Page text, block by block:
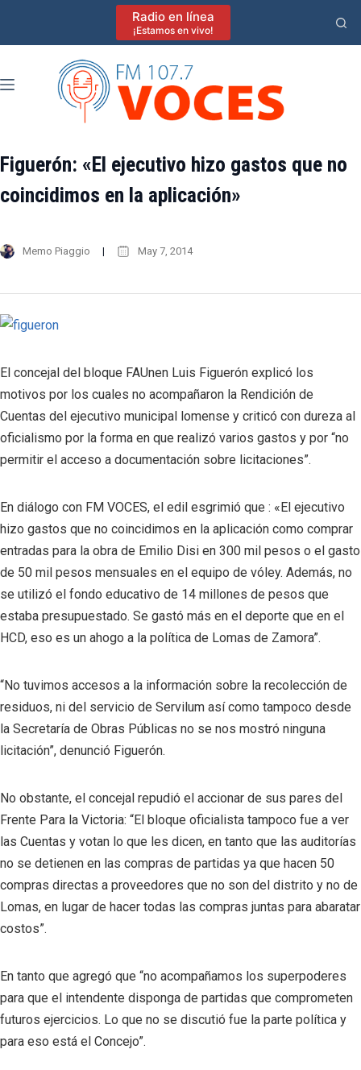
Radio en línea
¡Estamos en vivo!
Figuerón: «El ejecutivo hizo gastos que no
coincidimos en la aplicación»
Memo Piaggio May 7, 2014
El concejal del bloque FAUnen Luis Figuerón explicó los
motivos por los cuales no acompañaron la Rendición de
Cuentas del ejecutivo municipal lomense y criticó con dureza al
oficialismo por la forma en que realizó varios gastos y por “no
permitir el acceso a documentación sobre licitaciones”.
En diálogo con FM VOCES, el edil esgrimió que : «El ejecutivo
hizo gastos que no coincidimos en la aplicación como comprar
entradas para la obra de Emilio Disi en 300 mil pesos o el gasto
de 50 mil pesos mensuales en el equipo de vóley. Además, no
se utilizó el fondo educativo de 14 millones de pesos que
estaba presupuestado. Se gastó más en el deporte que en el
HCD, eso es un ahogo a la política de Lomas de Zamora”.
“No tuvimos accesos a la información sobre la recolección de
residuos, ni del servicio de Servilum así como tampoco desde
la Secretaría de Obras Públicas no se nos mostró ninguna
licitación”, denunció Figuerón.
No obstante, el concejal repudió el accionar de sus pares del
Frente Para la Victoria: “El bloque oficialista tampoco fue a ver
las Cuentas y votan lo que les dicen, en tanto que las auditorías
no se detienen en las compras de partidas ya que hacen 50
compras directas a proveedores que no son del distrito y no de
Lomas, en lugar de hacer todas las compras juntas para abaratar
costos”.
En tanto que agregó que “no acompañamos los superpoderes
para que el intendente disponga de partidas que comprometen
futuros ejercicios. Lo que no se discutió fue la parte política y
para eso está el Concejo”.